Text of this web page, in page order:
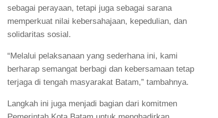
sebagai perayaan, tetapi juga sebagai sarana
memperkuat nilai kebersahajaan, kepedulian, dan
solidaritas sosial.
“Melalui pelaksanaan yang sederhana ini, kami
berharap semangat berbagi dan kebersamaan tetap
terjaga di tengah masyarakat Batam,” tambahnya.
Langkah ini juga menjadi bagian dari komitmen